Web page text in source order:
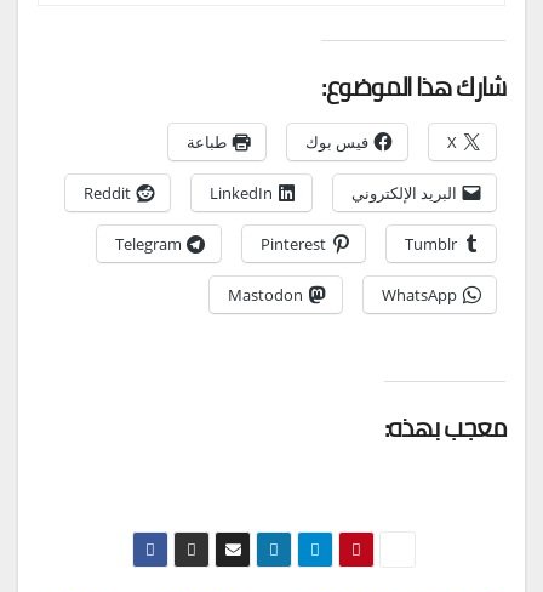
شارك هذا الموضوع:
X فيس بوك طباعة
البريد الإلكتروني LinkedIn
Reddit
Tumblr
Pinterest
Telegram
WhatsApp
Mastodon
معجب بهذه: